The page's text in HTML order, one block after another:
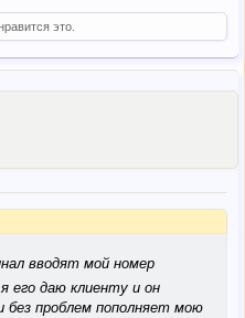
это.
вводят мой номер
его даю клиенту и он
проблем пополняет мою